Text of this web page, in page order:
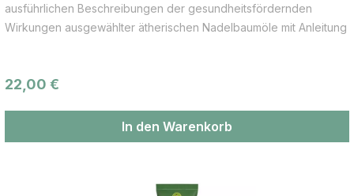
ausführlichen Beschreibungen der gesundheitsfördernden
Wirkungen ausgewählter ätherischen Nadelbaumöle mit Anleitung
Regulärer Preis:
22,00 €
In den Warenkorb